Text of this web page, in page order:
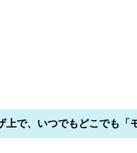
で、いつでもどこでも「